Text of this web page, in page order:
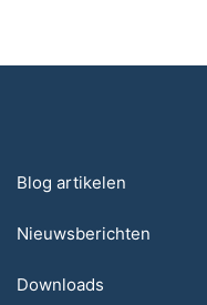
Blog artikelen
Nieuwsberichten
Downloads